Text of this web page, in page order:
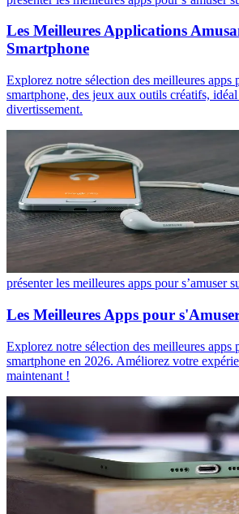
Les Meilleures Applications
Smartphone
Explorez notre sélection des meilleures apps
smartphone, des jeux aux outils créatifs,
divertissement.
présenter les meilleures apps pour s’amuser
Les Meilleures Apps pour
Explorez notre sélection des meilleures apps
smartphone en 2026. Améliorez votre
maintenant !